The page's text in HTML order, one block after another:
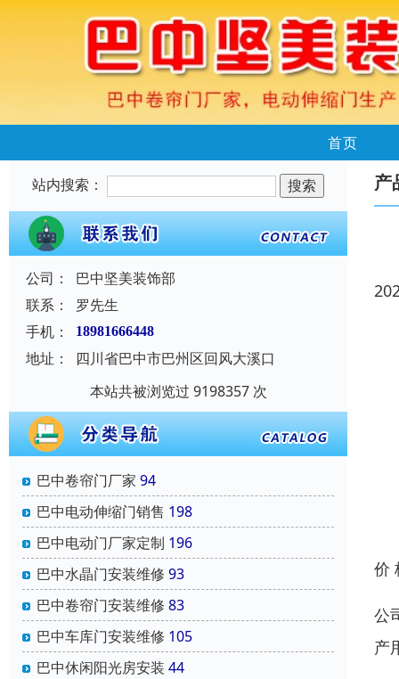
首页
站内搜索：
公司：
巴中坚美装饰部
联系：
罗先生
手机：
18981666448
地址：
四川省巴中市巴州区回风大溪口
本站共被浏览过 9198357 次
巴中卷帘门厂家 94
巴中电动伸缩门销售 198
巴中电动门厂家定制 196
巴中水晶门安装维修 93
巴中卷帘门安装维修 83
巴中车库门安装维修 105
巴中休闲阳光房安装 44
产
价
公
产